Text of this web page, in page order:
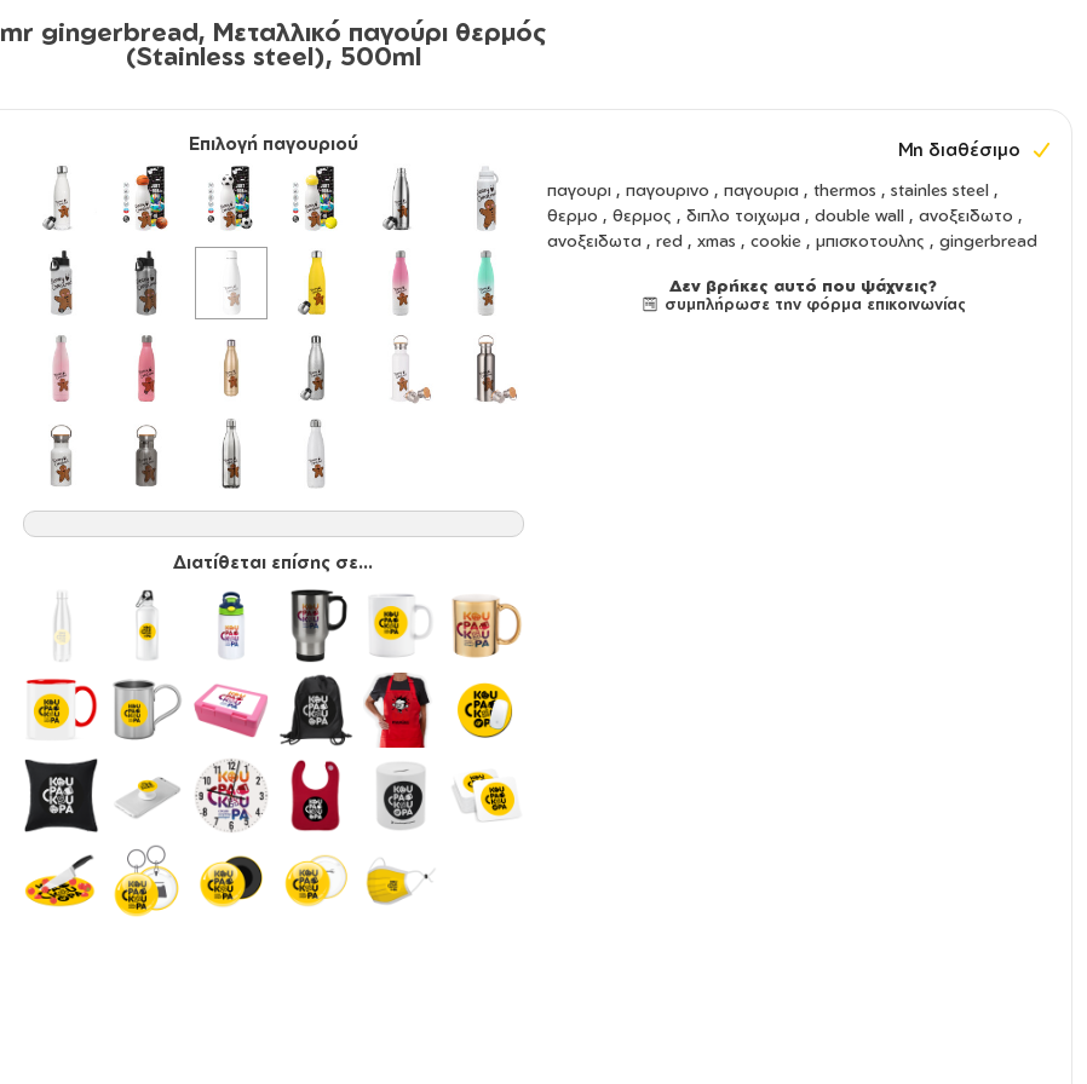
mr gingerbread, Μεταλλικό παγούρι θερμός
(Stainless steel), 500ml
Επιλογή παγουριού
Διατίθεται επίσης σε...
Μη διαθέσιμο
παγουρι , παγουρινο , παγουρια , thermos , stainles steel ,
θερμο , θερμος , διπλο τοιχωμα , double wall , ανοξειδωτο ,
ανοξειδωτα , red , xmas , cookie , μπισκοτουλης , gingerbread
Δεν βρήκες αυτό που ψάχνεις?
συμπλήρωσε την φόρμα επικοινωνίας